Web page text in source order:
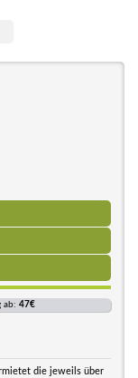
ab: 47€
die jeweils über